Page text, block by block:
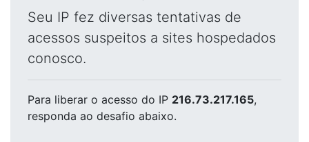
Seu IP fez diversas tentativas de
acessos suspeitos a sites hospedados
conosco.
Para liberar o acesso do IP 216.73.217.165,
responda ao desafio abaixo.